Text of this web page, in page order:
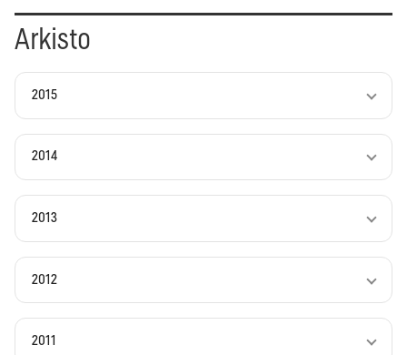
Arkisto
2015
2014
2013
2012
2011